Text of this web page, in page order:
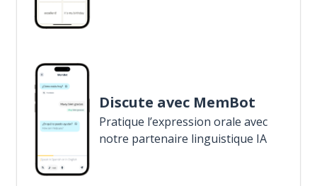
Discute avec MemBot
Pratique l’expression orale avec
notre partenaire linguistique IA